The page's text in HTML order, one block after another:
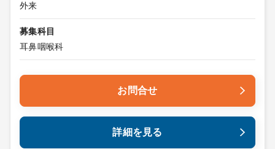
外来
募集科目
耳鼻咽喉科
お問合せ
詳細を見る